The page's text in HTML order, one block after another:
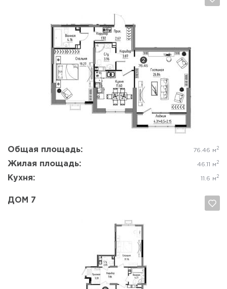
Общая площадь: 76.46 м 2
Жилая площадь: 46.11 м 2
Кухня: 11.6 м 2
Да, удалить Отмена
ДОМ 7